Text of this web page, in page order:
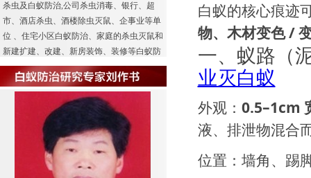
杀虫及白蚁防治,公司杀虫消毒、银行、超
市、酒店杀虫、酒楼除虫灭鼠、企事业等单
位 、住宅小区白蚁防治、家庭的杀虫灭鼠和
新建扩建、改建、新房装饰、装修等白蚁防
治工程业务。
白蚁的核心痕迹
物、木材变色 /
一、蚁
业灭白蚁
外观： 0.5–1cm
液、排泄物混合
位置：墙角、踢